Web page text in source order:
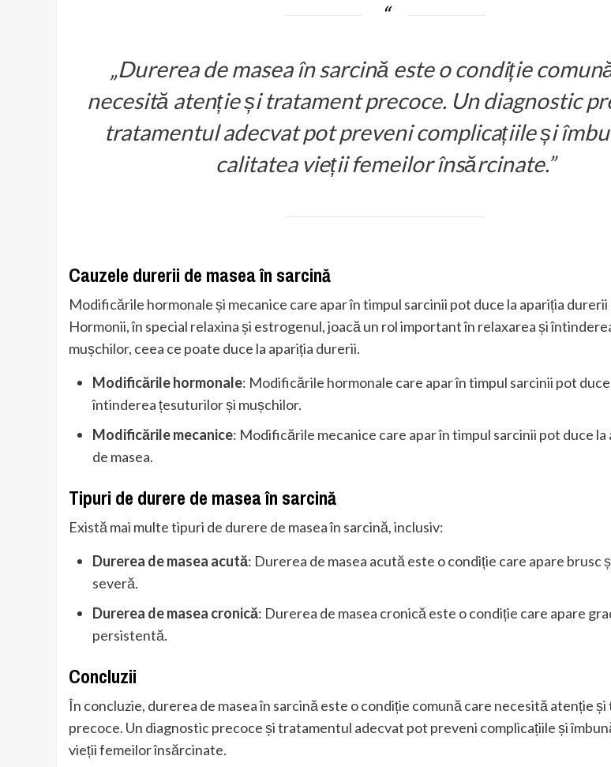
„Durerea de masea în sarcină este o condiție
necesită atenție și tratament precoce. Un diagnostic
tratamentul adecvat pot preveni complicațiile și
calitatea vieții femeilor însărcinate.”
Cauzele durerii de masea în sarcină
Modificările hormonale și mecanice care apar în timpul sarcinii pot duce la apariția durerii
Hormonii, în special relaxina și estrogenul, joacă un rol important în relaxarea și
mușchilor, ceea ce poate duce la apariția durerii.
Modificările hormonale: Modificările hormonale care apar în timpul sarcinii pot
întinderea țesuturilor și mușchilor.
Modificările mecanice: Modificările mecanice care apar în timpul sarcinii pot duce la
de masea.
Tipuri de durere de masea în sarcină
Există mai multe tipuri de durere de masea în sarcină, inclusiv:
Durerea de masea acută: Durerea de masea acută este o condiție care apare brusc
severă.
Durerea de masea cronică: Durerea de masea cronică este o condiție care apare
persistentă.
Concluzii
În concluzie, durerea de masea în sarcină este o condiție comună care necesită atenție
precoce. Un diagnostic precoce și tratamentul adecvat pot preveni complicațiile și
vieții femeilor însărcinate.